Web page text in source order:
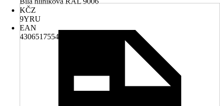
KČZ
9YRU
EAN
4306517554941